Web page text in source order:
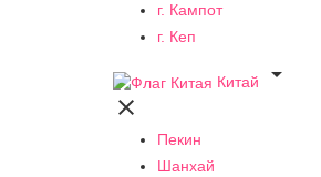
г. Кампот
г. Кеп
Китай


Пекин
Шанхай